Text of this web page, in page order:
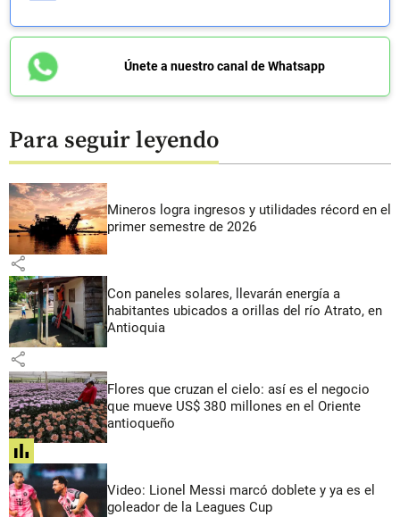
Únete a nuestro canal de Whatsapp
Para seguir leyendo
Mineros logra ingresos y utilidades récord en el
primer semestre de 2026
share
Con paneles solares, llevarán energía a
habitantes ubicados a orillas del río Atrato, en
Antioquia
share
Flores que cruzan el cielo: así es el negocio
que mueve US$ 380 millones en el Oriente
antioqueño
share
Video: Lionel Messi marcó doblete y ya es el
goleador de la Leagues Cup